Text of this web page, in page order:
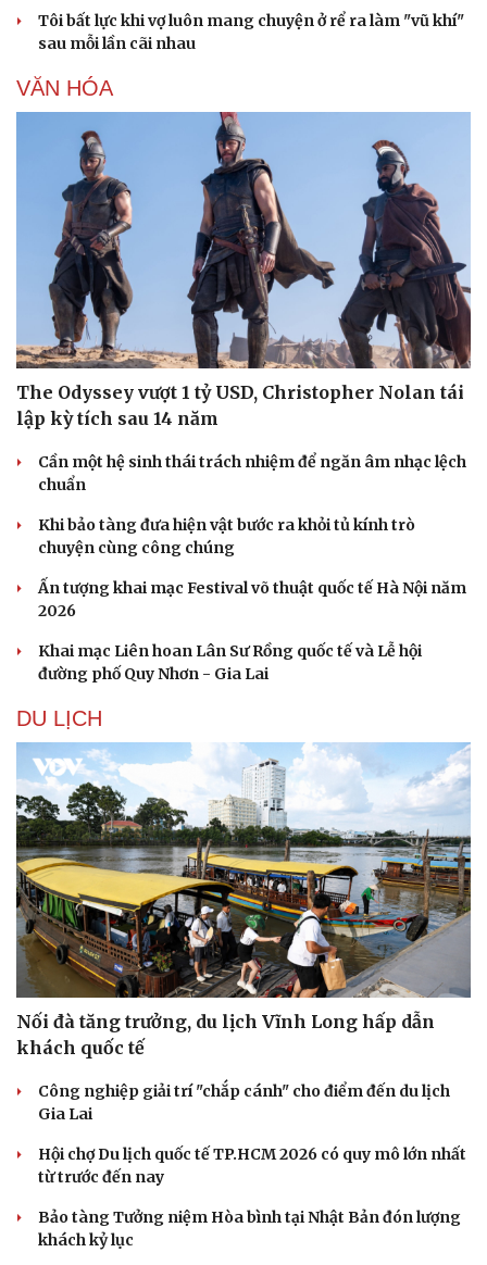
Tôi bất lực khi vợ luôn mang chuyện ở rể ra làm "vũ khí"
sau mỗi lần cãi nhau
VĂN HÓA
The Odyssey vượt 1 tỷ USD, Christopher Nolan tái
lập kỳ tích sau 14 năm
Cần một hệ sinh thái trách nhiệm để ngăn âm nhạc lệch
chuẩn
Khi bảo tàng đưa hiện vật bước ra khỏi tủ kính trò
chuyện cùng công chúng
Ấn tượng khai mạc Festival võ thuật quốc tế Hà Nội năm
2026
Khai mạc Liên hoan Lân Sư Rồng quốc tế và Lễ hội
đường phố Quy Nhơn - Gia Lai
DU LỊCH
Nối đà tăng trưởng, du lịch Vĩnh Long hấp dẫn
khách quốc tế
Công nghiệp giải trí "chắp cánh" cho điểm đến du lịch
Gia Lai
Hội chợ Du lịch quốc tế TP.HCM 2026 có quy mô lớn nhất
từ trước đến nay
Bảo tàng Tưởng niệm Hòa bình tại Nhật Bản đón lượng
khách kỷ lục